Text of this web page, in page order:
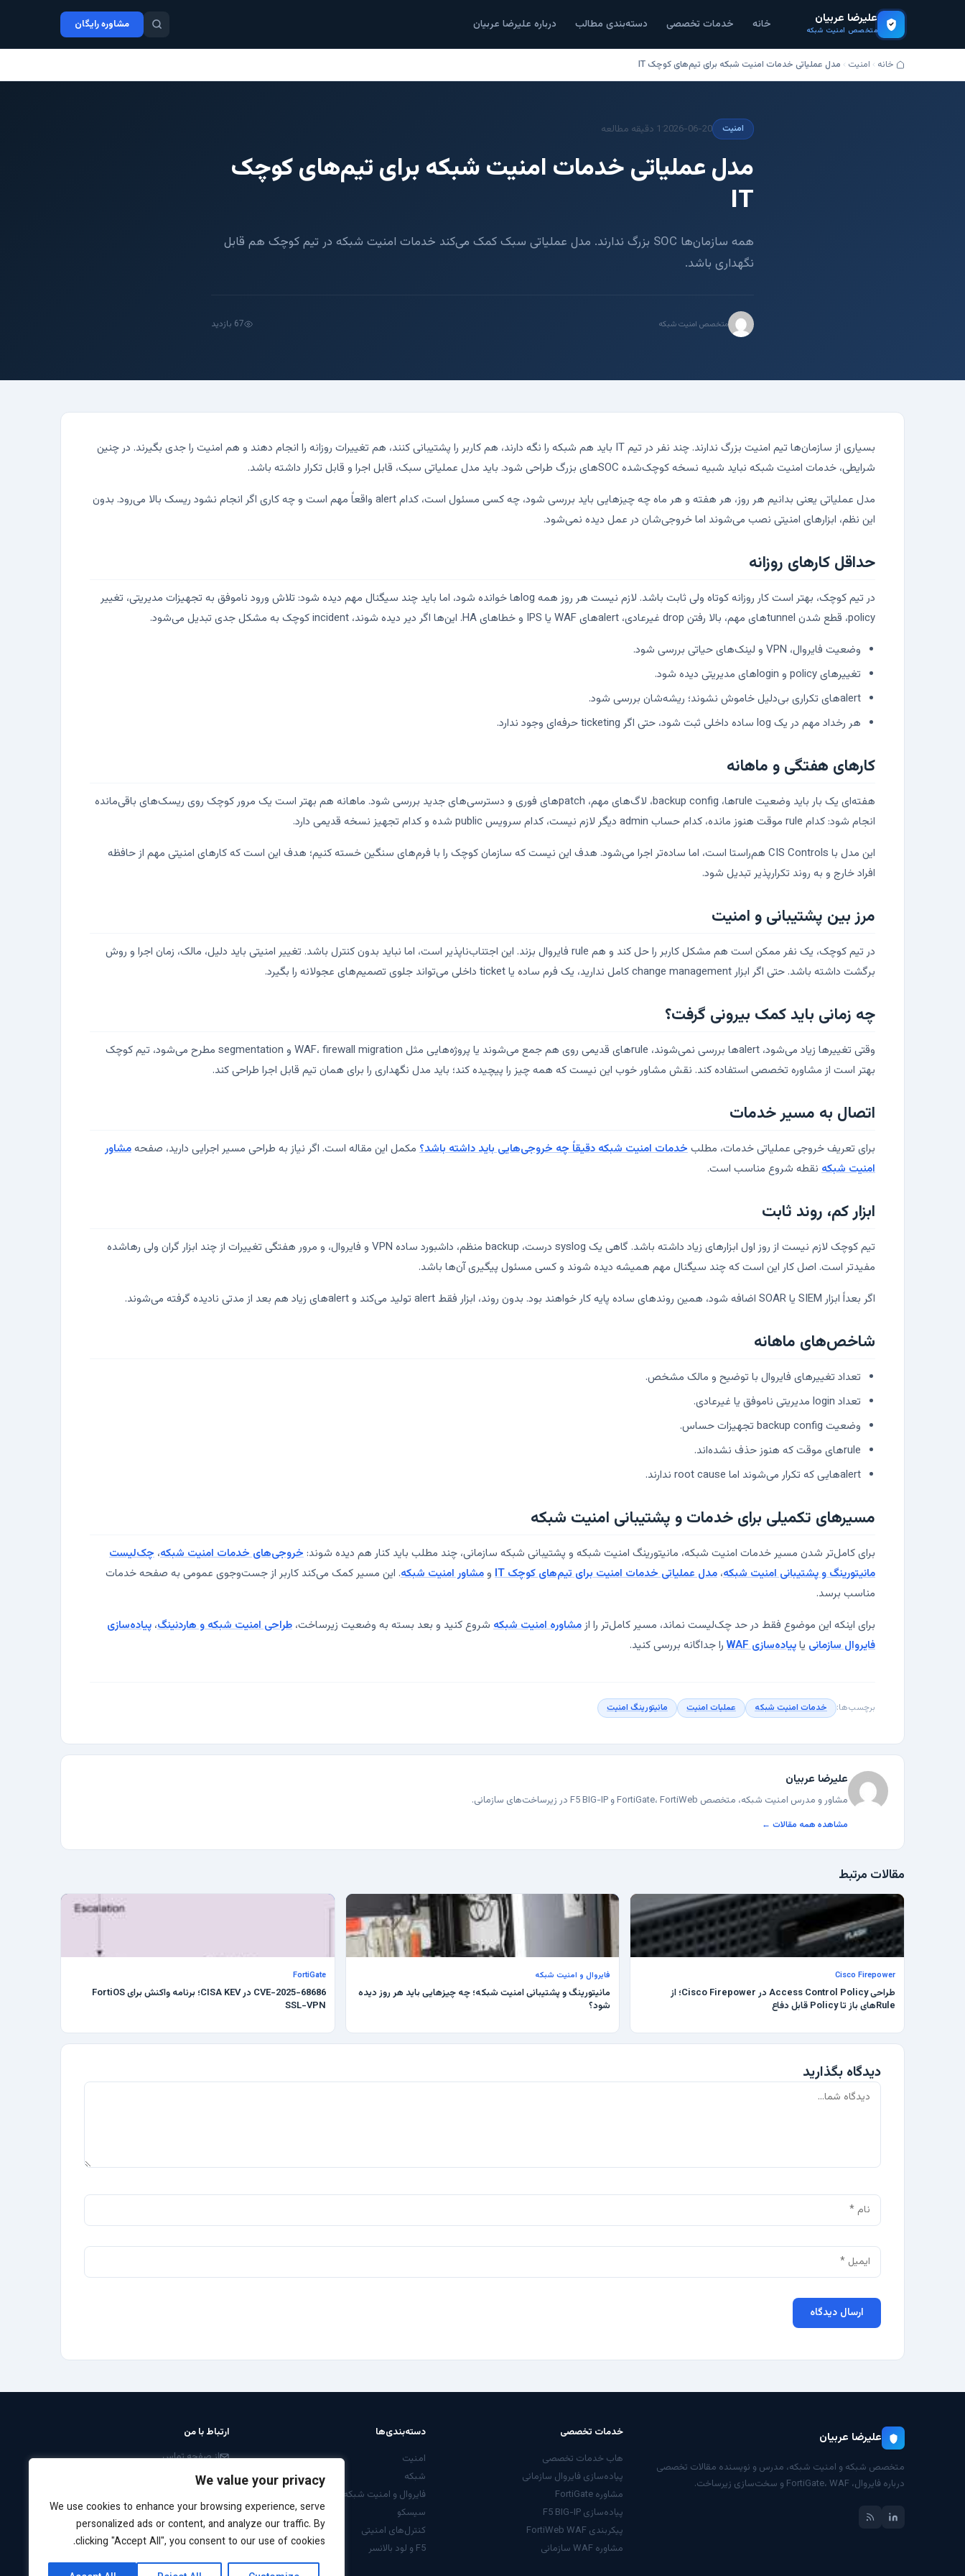
We value your privacy
We use cookies to enhance your browsing experience, serve
personalized ads or content, and analyze our traffic. By
clicking "Accept All", you consent to our use of cookies.
علیرضا عربیان
متخصص امنیت شبکه خانه خدمات تخصصی دسته‌بندی مطالب درباره علیرضا عربیان مشاوره رایگان
خانه امنیت مدل عملیاتی خدمات امنیت شبکه برای تیم‌های کوچک IT
امنیت 2026-06-20
·1 دقیقه مطالعه
مدل عملیاتی خدمات امنیت شبکه برای تیم‌های کوچک
IT
همه سازمان‌ها SOC بزرگ ندارند. مدل عملیاتی سبک کمک می‌کند خدمات امنیت شبکه در تیم کوچک هم قابل
نگهداری باشد.
متخصص امنیت شبکه 67 بازدید
بسیاری از سازمان‌ها تیم امنیت بزرگ ندارند. چند نفر در تیم IT باید هم شبکه را نگه دارند، هم کاربر را پشتیبانی کنند، هم تغییرات روزانه را انجام دهند و هم امنیت را جدی بگیرند. در چنین
شرایطی، خدمات امنیت شبکه نباید شبیه نسخه کوچک‌شده SOCهای بزرگ طراحی شود. باید مدل عملیاتی سبک، قابل اجرا و قابل تکرار داشته باشد.
مدل عملیاتی یعنی بدانیم هر روز، هر هفته و هر ماه چه چیزهایی باید بررسی شود، چه کسی مسئول است، کدام alert واقعاً مهم است و چه کاری اگر انجام نشود ریسک بالا می‌رود. بدون
این نظم، ابزارهای امنیتی نصب می‌شوند اما خروجی‌شان در عمل دیده نمی‌شود.
حداقل کارهای روزانه
در تیم کوچک، بهتر است کار روزانه کوتاه ولی ثابت باشد. لازم نیست هر روز همه logها خوانده شود، اما باید چند سیگنال مهم دیده شود: تلاش ورود ناموفق به تجهیزات مدیریتی، تغییر
policy، قطع شدن tunnelهای مهم، بالا رفتن drop غیرعادی، alertهای WAF یا IPS و خطاهای HA. این‌ها اگر دیر دیده شوند، incident کوچک به مشکل جدی تبدیل می‌شود.
وضعیت فایروال، VPN و لینک‌های حیاتی بررسی شود.
تغییرهای policy و loginهای مدیریتی دیده شود.
alertهای تکراری بی‌دلیل خاموش نشوند؛ ریشه‌شان بررسی شود.
هر رخداد مهم در یک log ساده داخلی ثبت شود، حتی اگر ticketing حرفه‌ای وجود ندارد.
کارهای هفتگی و ماهانه
هفته‌ای یک بار باید وضعیت ruleها، backup config، لاگ‌های مهم، patchهای فوری و دسترسی‌های جدید بررسی شود. ماهانه هم بهتر است یک مرور کوچک روی ریسک‌های باقی‌مانده
انجام شود: کدام rule موقت هنوز مانده، کدام حساب admin دیگر لازم نیست، کدام سرویس public شده و کدام تجهیز نسخه قدیمی دارد.
این مدل با CIS Controls هم‌راستا است، اما ساده‌تر اجرا می‌شود. هدف این نیست که سازمان کوچک را با فرم‌های سنگین خسته کنیم؛ هدف این است که کارهای امنیتی مهم از حافظه
افراد خارج و به روند تکرارپذیر تبدیل شود.
مرز بین پشتیبانی و امنیت
در تیم کوچک، یک نفر ممکن است هم مشکل کاربر را حل کند و هم rule فایروال بزند. این اجتناب‌ناپذیر است، اما نباید بدون کنترل باشد. تغییر امنیتی باید دلیل، مالک، زمان اجرا و روش
برگشت داشته باشد. حتی اگر ابزار change management کامل ندارید، یک فرم ساده یا ticket داخلی می‌تواند جلوی تصمیم‌های عجولانه را بگیرد.
چه زمانی باید کمک بیرونی گرفت؟
وقتی تغییرها زیاد می‌شود، alertها بررسی نمی‌شوند، ruleهای قدیمی روی هم جمع می‌شوند یا پروژه‌هایی مثل WAF، firewall migration و segmentation مطرح می‌شود، تیم کوچک
بهتر است از مشاوره تخصصی استفاده کند. نقش مشاور خوب این نیست که همه چیز را پیچیده کند؛ باید مدل نگهداری را برای همان تیم قابل اجرا طراحی کند.
اتصال به مسیر خدمات
برای تعریف خروجی عملیاتی خدمات، مطلبخدمات امنیت شبکه دقیقاً چه خروجی‌هایی باید داشته باشد؟ مکمل این مقاله است. اگر نیاز به طراحی مسیر اجرایی دارید، صفحهمشاور
امنیت شبکه نقطه شروع مناسب است.
ابزار کم، روند ثابت
تیم کوچک لازم نیست از روز اول ابزارهای زیاد داشته باشد. گاهی یک syslog درست، backup منظم، داشبورد ساده VPN و فایروال، و مرور هفتگی تغییرات از چند ابزار گران ولی رهاشده
مفیدتر است. اصل کار این است که چند سیگنال مهم همیشه دیده شوند و کسی مسئول پیگیری آن‌ها باشد.
اگر بعداً ابزار SIEM یا SOAR اضافه شود، همین روندهای ساده پایه کار خواهند بود. بدون روند، ابزار فقط alert تولید می‌کند و alertهای زیاد هم بعد از مدتی نادیده گرفته می‌شوند.
شاخص‌های ماهانه
تعداد تغییرهای فایروال با توضیح و مالک مشخص.
تعداد login مدیریتی ناموفق یا غیرعادی.
وضعیت backup config تجهیزات حساس.
ruleهای موقت که هنوز حذف نشده‌اند.
alertهایی که تکرار می‌شوند اما root cause ندارند.
مسیرهای تکمیلی برای خدمات و پشتیبانی امنیت شبکه
برای کامل‌تر شدن مسیر خدمات امنیت شبکه، مانیتورینگ امنیت شبکه و پشتیبانی شبکه سازمانی، چند مطلب باید کنار هم دیده شوند: خروجی‌های خدمات امنیت شبکه، چک‌لیست
مانیتورینگ و پشتیبانی امنیت شبکه، مدل عملیاتی خدمات امنیت برای تیم‌های کوچک IT ومشاور امنیت شبکه. این مسیر کمک می‌کند کاربر از جست‌وجوی عمومی به صفحه خدمات
مناسب برسد.
برای اینکه این موضوع فقط در حد چک‌لیست نماند، مسیر کامل‌تر را ازمشاوره امنیت شبکه شروع کنید و بعد بسته به وضعیت زیرساخت، طراحی امنیت شبکه و هاردنینگ، پیاده‌سازی
فایروال سازمانی یاپیاده‌سازی WAF را جداگانه بررسی کنید.
برچسب‌ها: خدمات امنیت شبکه عملیات امنیت مانیتورینگ امنیت
علیرضا عربیان
مشاور و مدرس امنیت شبکه، متخصص FortiGate، FortiWeb و F5 BIG-IP در زیرساخت‌های سازمانی.
مشاهده همه مقالات ←
مقالات مرتبط
Cisco Firepower
طراحی Access Control Policy در Cisco Firepower؛ از
Ruleهای باز تا Policy قابل دفاع
فایروال و امنیت شبکه
مانیتورینگ و پشتیبانی امنیت شبکه؛ چه چیزهایی باید هر روز دیده
شود؟
FortiGate
CVE-2025-68686 در CISA KEV؛ برنامه واکنش برای FortiOS
SSL-VPN
دیدگاه بگذارید
علیرضا عربیان
متخصص شبکه و امنیت شبکه، مدرس و نویسنده مقالات تخصصی
درباره فایروال، FortiGate، WAF و سخت‌سازی زیرساخت.
خدمات تخصصی
هاب خدمات تخصصی
پیاده‌سازی فایروال سازمانی
مشاوره FortiGate
پیاده‌سازی F5 BIG-IP
پیکربندی FortiWeb WAF
مشاوره WAF سازمانی
دسته‌بندی‌ها
امنیت
شبکه
فایروال و امنیت شبکه
سیسکو
کنترل‌های امنیتی
F5 و لود بالانسر
ارتباط با من
از صفحه تماس
LinkedIn: arabiyan
درخواست مشاوره